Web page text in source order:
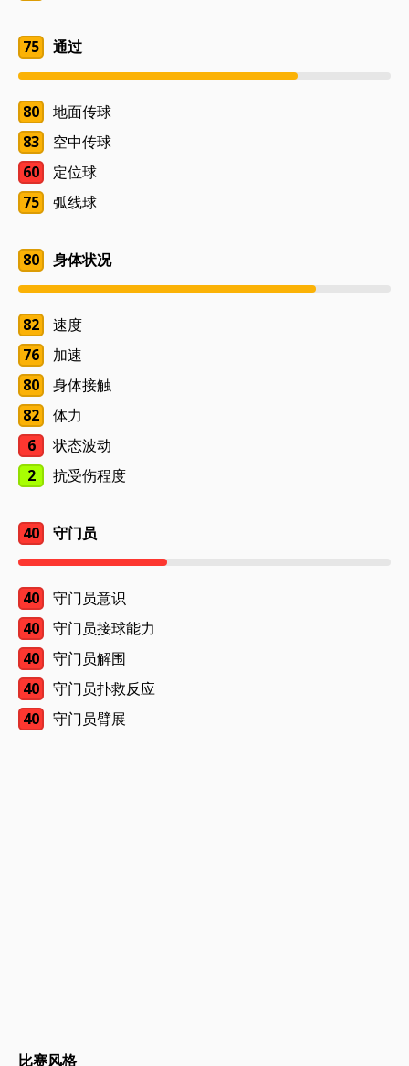
75 通过
80
地面传球
83
空中传球
60
定位球
75
弧线球
80 身体状况
82
速度
76
加速
80
身体接触
82
体力
6
状态波动
2
抗受伤程度
40 守门员
40
守门员意识
40
守门员接球能力
40
守门员解围
40
守门员扑救反应
40
守门员臂展
比赛风格